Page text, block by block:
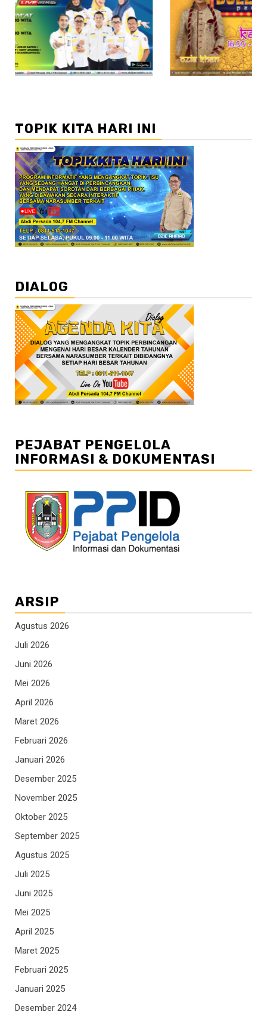
//2
TOPIK KITA HARI INI
DIALOG
PEJABAT PENGELOLA
INFORMASI & DOKUMENTASI
ARSIP
Agustus 2026
Juli 2026
Juni 2026
Mei 2026
April 2026
Maret 2026
Februari 2026
Januari 2026
Desember 2025
November 2025
Oktober 2025
September 2025
Agustus 2025
Juli 2025
Juni 2025
Mei 2025
April 2025
Maret 2025
Februari 2025
Januari 2025
Desember 2024